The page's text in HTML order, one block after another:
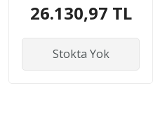
26.130,97 TL
Stokta Yok